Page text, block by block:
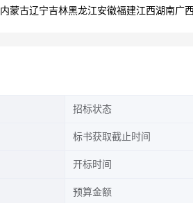
内蒙古辽宁吉林黑龙江安徽福建江西湖南广西
招标状态
标书获取截止时间
开标时间
预算金额